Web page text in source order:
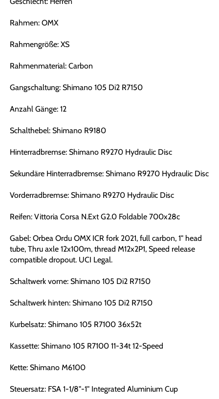
Rahmen: OMX
Rahmengröße: XS
Rahmenmaterial: Carbon
Gangschaltung: Shimano 105 Di2 R7150
Anzahl Gänge: 12
Schalthebel: Shimano R9180
Hinterradbremse: Shimano R9270 Hydraulic Disc
Sekundäre Hinterradbremse: Shimano R9270 Hydraulic Disc
Vorderradbremse: Shimano R9270 Hydraulic Disc
Reifen: Vittoria Corsa N.Ext G2.0 Foldable 700x28c
Gabel: Orbea Ordu OMX ICR fork 2021, full carbon, 1" head
tube, Thru axle 12x100m, thread M12x2P1, Speed release
compatible dropout. UCI Legal.
Schaltwerk vorne: Shimano 105 Di2 R7150
Schaltwerk hinten: Shimano 105 Di2 R7150
Kurbelsatz: Shimano 105 R7100 36x52t
Kassette: Shimano 105 R7100 11-34t 12-Speed
Kette: Shimano M6100
Steuersatz: FSA 1-1/8"-1" Integrated Aluminium Cup